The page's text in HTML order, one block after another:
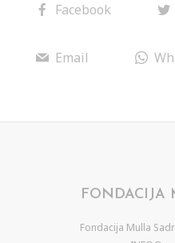
Facebook
Email
FONDACIJA
Fondacija Mulla